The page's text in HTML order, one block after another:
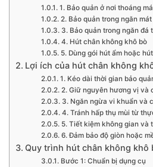
1. Bảo quản ở nơi thoáng
2. Bảo quản trong ngăn
3. Bảo quản trong ngăn đá
4. Hút chân không khô bò
5. Dùng gói hút ẩm hoặc
Lợi ích của hút chân không
1. Kéo dài thời gian bảo
2. Giữ nguyên hương vị và
3. Ngăn ngừa vi khuẩn và
4. Tránh hấp thụ mùi từ
5. Tiết kiệm không gian và
6. Đảm bảo độ giòn hoặc
Quy trình hút chân không khô
Bước 1: Chuẩn bị dụng cụ